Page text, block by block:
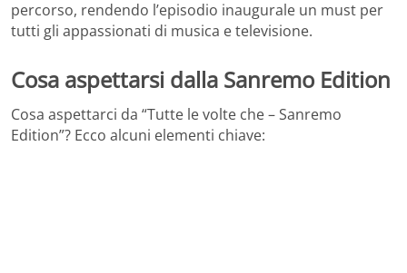
percorso, rendendo l’episodio inaugurale un must per
tutti gli appassionati di musica e televisione.
Cosa aspettarsi dalla Sanremo Edition
Cosa aspettarci da “Tutte le volte che – Sanremo
Edition”? Ecco alcuni elementi chiave: